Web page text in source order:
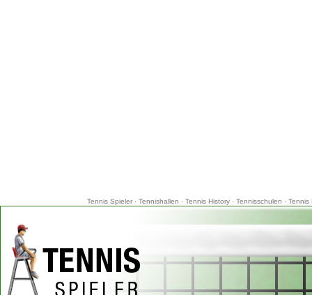
Tennis Spieler· Tennishallen · Tennis History· Tennisschulen · Tennis